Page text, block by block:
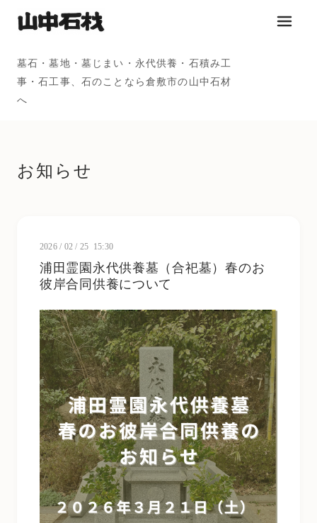
墓石・墓地・墓じまい・永代供養・石積み工
事・石工事、石のことなら倉敷市の山中石材
へ
メニュ
お知らせ
2026 / 02 / 25 15:30
浦田霊園永代供養墓（合祀墓）春のお
彼岸合同供養について